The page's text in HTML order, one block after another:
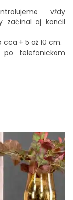
vždy
začínal aj končil
+ 5 až 10 cm.
telefonickom